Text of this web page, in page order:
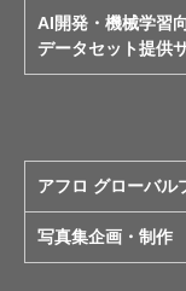
AI開発・機械学習
データセット提供
アフロ グローバル
写真集企画・制作